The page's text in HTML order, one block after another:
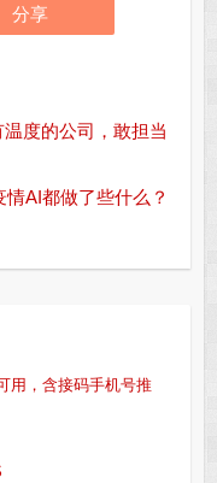
分享
度的公司，敢担当
AI都做了些什么？
用，含接码手机号推